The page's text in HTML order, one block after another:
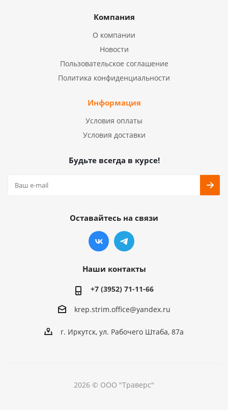
Компания
О компании
Новости
Пользовательское соглашение
Политика конфиденциальности
Информация
Условия оплаты
Условия доставки
Будьте всегда в курсе!
Оставайтесь на связи
Наши контакты
+7 (3952) 71-11-66
krep.strim.office@yandex.ru
г. Иркутск, ул. Рабочего Штаба, 87а
2026 © ООО "Траверс"